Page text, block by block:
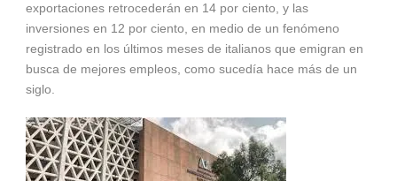
exportaciones retrocederán en 14 por ciento, y las
inversiones en 12 por ciento, en medio de un fenómeno
registrado en los últimos meses de italianos que emigran en
busca de mejores empleos, como sucedía hace más de un
siglo.